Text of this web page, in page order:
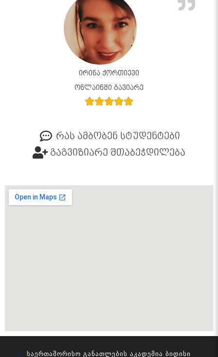
ირინა ქორთიევი
ონლაინში გავიარე
რას ამბობენ სტუდენტები
გაგვიზიარე შთაბეჭდილება
Საერთაშორისო Განათლების Აკადემია Ბიდისი